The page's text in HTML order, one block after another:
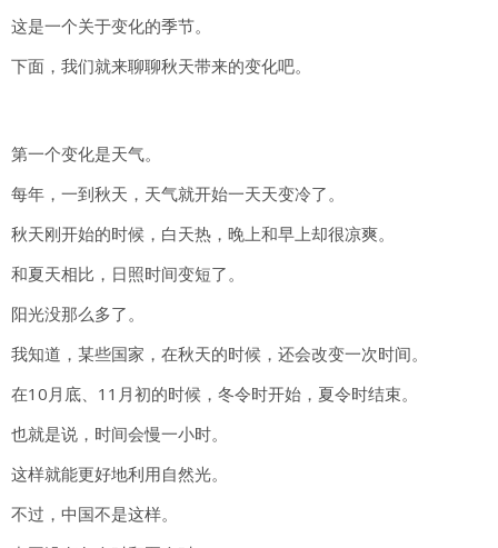
这是一个关于变化的季节。
下面，我们就来聊聊秋天带来的变化吧。
第一个变化是天气。
每年，一到秋天，天气就开始一天天变冷了。
秋天刚开始的时候，白天热，晚上和早上却很凉爽。
和夏天相比，日照时间变短了。
阳光没那么多了。
我知道，某些国家，在秋天的时候，还会改变一次时间。
在10月底、11月初的时候，冬令时开始，夏令时结束。
也就是说，时间会慢一小时。
这样就能更好地利用自然光。
不过，中国不是这样。